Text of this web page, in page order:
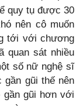
quy tụ được 30
nên cô muốn
tới với chương
quan sát nhiều
số nữ nghệ sĩ
gũi thế nên
gũi hơn với